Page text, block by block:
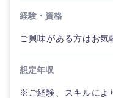
経験・資格
ご興味がある方はお気
想定年収
※ご経験、スキルによ